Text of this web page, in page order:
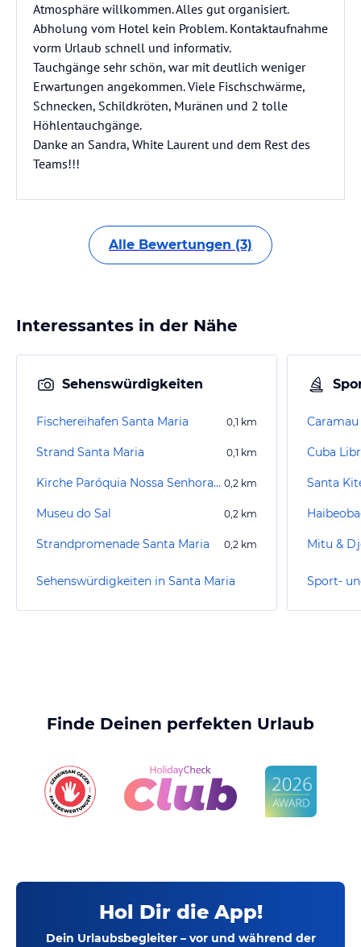
Atmosphäre willkommen. Alles gut organisiert.
Abholung vom Hotel kein Problem. Kontaktaufnahme
vorm Urlaub schnell und informativ.
Tauchgänge sehr schön, war mit deutlich weniger
Erwartungen angekommen. Viele Fischschwärme,
Schnecken, Schildkröten, Muränen und 2 tolle
Höhlentauchgänge.
Danke an Sandra, White Laurent und dem Rest des
Teams!!!
Alle Bewertungen (3)
Interessantes in der Nähe
Sehenswürdigkeiten
Fischereihafen Santa Maria 0,1 km
Strand Santa Maria 0,1 km
Kirche Paróquia Nossa Senhora das Dores–Sal 0,2 km
Museu do Sal 0,2 km
Strandpromenade Santa Maria 0,2 km
Sehenswürdigkeiten in Santa Maria
Cuba
Santa
Finde Deinen perfekten Urlaub
Hol Dir die App!
Dein Urlaubsbegleiter – vor und während der